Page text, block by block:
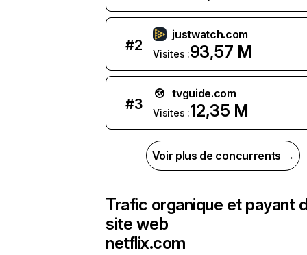
#2
justwatch.com
Visites :93,57 M
#3
tvguide.com
Visites :12,35 M
Voir plus de concurrents →
Trafic organique et payant
site web
netflix.com